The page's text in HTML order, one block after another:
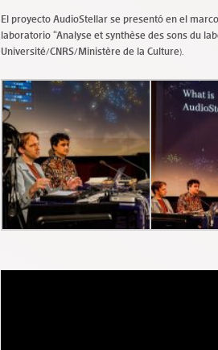
El proyecto AudioStellar se presentó en el
laboratorio “Analyse et synthèse des sons du
Université/CNRS/Ministère de la Culture).